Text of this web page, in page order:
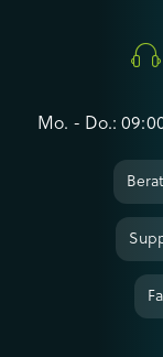
Mo. - Do.: